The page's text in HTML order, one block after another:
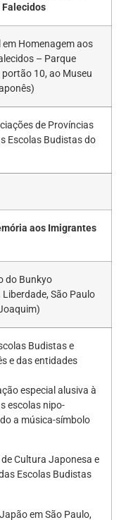
em Homenagem aos
– Parque
10, ao Museu
de Províncias
Escolas Budistas do
aos Imigrantes
do Bunkyo
São Paulo
Budistas e
e das entidades
especial alusiva à
escolas nipo-
a música-símbolo
Cultura Japonesa e
Escolas Budistas
em São Paulo,